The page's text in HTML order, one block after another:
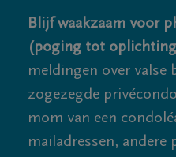
Blijf waakzaam voor
(poging tot
meldingen over valse
zogezegde
mom van een
mailadressen, andere